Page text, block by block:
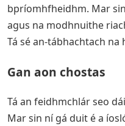
bpríomhfheidhm. Mar
agus na modhnuithe
Tá sé an-tábhachtach
Gan aon chostas
Tá an feidhmchlár seo
Mar sin ní gá duit é a